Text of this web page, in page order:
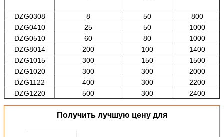
DZG0308 8 50
800
DZG0410
25 50
1000
DZG0510
60 80
1000
DZG8014
200 100
1400
DZG1015
300 150
1500
DZG1020
300 300
2000
DZG1122
400 300
2200
DZG1220
500 300 2400
Получить лучшую цену для